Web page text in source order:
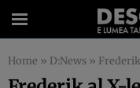
Home » D:News »